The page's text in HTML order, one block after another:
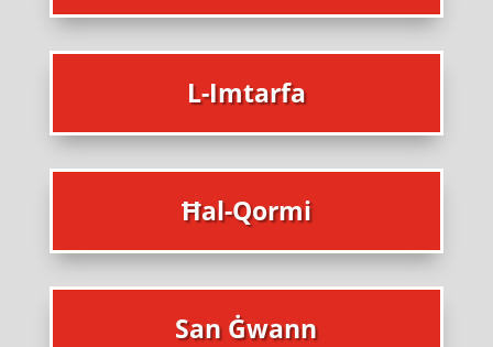
L-Imtarfa
Ħal-Qormi
San Ġwann